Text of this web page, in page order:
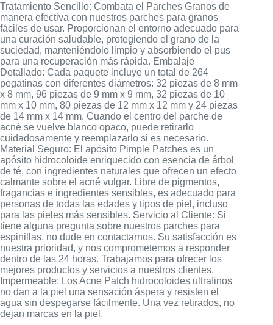
Tratamiento Sencillo: Combata el Parches Granos de
manera efectiva con nuestros parches para granos
fáciles de usar. Proporcionan el entorno adecuado para
una curación saludable, protegiendo el grano de la
suciedad, manteniéndolo limpio y absorbiendo el pus
para una recuperación más rápida. Embalaje
Detallado: Cada paquete incluye un total de 264
pegatinas con diferentes diámetros: 32 piezas de 8 mm
x 8 mm, 96 piezas de 9 mm x 9 mm, 32 piezas de 10
mm x 10 mm, 80 piezas de 12 mm x 12 mm y 24 piezas
de 14 mm x 14 mm. Cuando el centro del parche de
acné se vuelve blanco opaco, puede retirarlo
cuidadosamente y reemplazarlo si es necesario.
Material Seguro: El apósito Pimple Patches es un
apósito hidrocoloide enriquecido con esencia de árbol
de té, con ingredientes naturales que ofrecen un efecto
calmante sobre el acné vulgar. Libre de pigmentos,
fragancias e ingredientes sensibles, es adecuado para
personas de todas las edades y tipos de piel, incluso
para las pieles más sensibles. Servicio al Cliente: Si
tiene alguna pregunta sobre nuestros parches para
espinillas, no dude en contactarnos. Su satisfacción es
nuestra prioridad, y nos comprometemos a responder
dentro de las 24 horas. Trabajamos para ofrecer los
mejores productos y servicios a nuestros clientes.
Impermeable: Los Acne Patch hidrocoloides ultrafinos
no dan a la piel una sensación áspera y resisten el
agua sin despegarse fácilmente. Una vez retirados, no
dejan marcas en la piel.